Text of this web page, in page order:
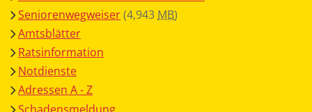
Seniorenwegweiser(4,943 MB)
Amtsblätter
Ratsinformation
Notdienste
Adressen A - Z